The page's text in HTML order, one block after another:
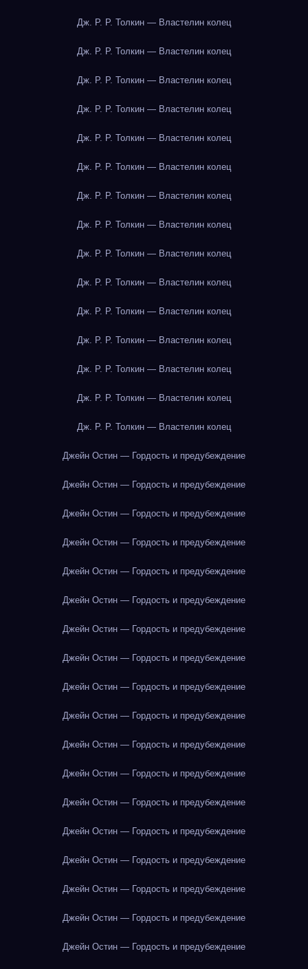
Дж. Р. Р. Толкин — Властелин колец
Дж. Р. Р. Толкин — Властелин колец
Дж. Р. Р. Толкин — Властелин колец
Дж. Р. Р. Толкин — Властелин колец
Дж. Р. Р. Толкин — Властелин колец
Дж. Р. Р. Толкин — Властелин колец
Дж. Р. Р. Толкин — Властелин колец
Дж. Р. Р. Толкин — Властелин колец
Дж. Р. Р. Толкин — Властелин колец
Дж. Р. Р. Толкин — Властелин колец
Дж. Р. Р. Толкин — Властелин колец
Дж. Р. Р. Толкин — Властелин колец
Дж. Р. Р. Толкин — Властелин колец
Дж. Р. Р. Толкин — Властелин колец
Дж. Р. Р. Толкин — Властелин колец
Джейн Остин — Гордость и предубеждение
Джейн Остин — Гордость и предубеждение
Джейн Остин — Гордость и предубеждение
Джейн Остин — Гордость и предубеждение
Джейн Остин — Гордость и предубеждение
Джейн Остин — Гордость и предубеждение
Джейн Остин — Гордость и предубеждение
Джейн Остин — Гордость и предубеждение
Джейн Остин — Гордость и предубеждение
Джейн Остин — Гордость и предубеждение
Джейн Остин — Гордость и предубеждение
Джейн Остин — Гордость и предубеждение
Джейн Остин — Гордость и предубеждение
Джейн Остин — Гордость и предубеждение
Джейн Остин — Гордость и предубеждение
Джейн Остин — Гордость и предубеждение
Джейн Остин — Гордость и предубеждение
Джейн Остин — Гордость и предубеждение